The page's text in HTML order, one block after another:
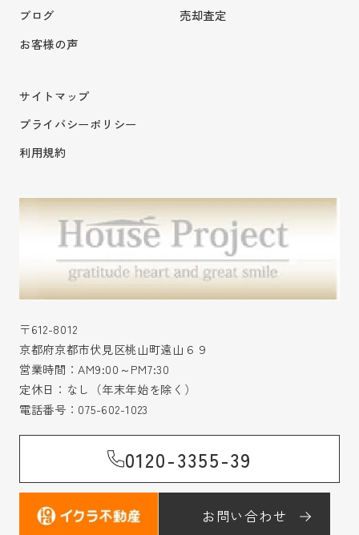
ブログ
お客様の声
売却査定
サイトマップ
プライバシーポリシー
利用規約
〒612-8012
京都府京都市伏見区桃山町遠山６９
営業時間：AM9:00～PM7:30
定休日：なし（年末年始を除く）
電話番号： 075-602-1023
0120-3355-39
お問い合わせ